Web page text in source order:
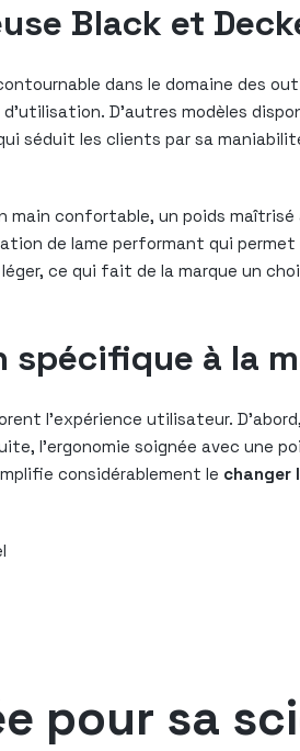
Black et
dans le domaine des
D’autres modèles
séduit les clients par sa
main confortable, un poids
de lame performant qui
ce qui fait de la marque un
à la
l’expérience utilisateur.
l’ergonomie soignée avec une
considérablement le changer
pour sa